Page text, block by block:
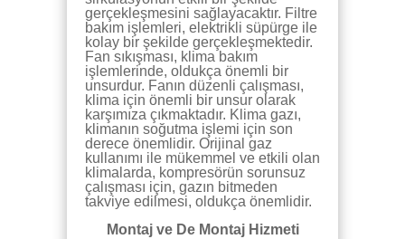
gerçekleşmesini sağlayacaktır. Filtre
bakım işlemleri, elektrikli süpürge ile
kolay bir şekilde gerçekleşmektedir.
Fan sıkışması, klima bakım
işlemlerinde, oldukça önemli bir
unsurdur. Fanın düzenli çalışması,
klima için önemli bir unsur olarak
karşımıza çıkmaktadır. Klima gazı,
klimanın soğutma işlemi için son
derece önemlidir. Orijinal gaz
kullanımı ile mükemmel ve etkili olan
klimalarda, kompresörün sorunsuz
çalışması için, gazın bitmeden
takviye edilmesi, oldukça önemlidir.
Montaj ve De Montaj Hizmeti